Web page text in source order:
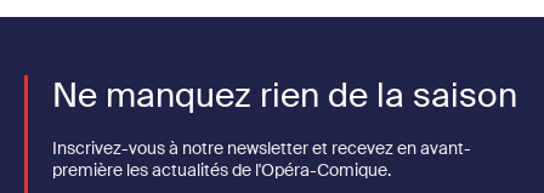
Ne manquez rien de la saison
Inscrivez-vous à notre newsletter et recevez en avant-
première les actualités de l'Opéra-Comique.